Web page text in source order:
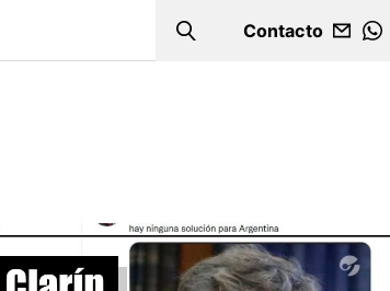
Search
Contacto